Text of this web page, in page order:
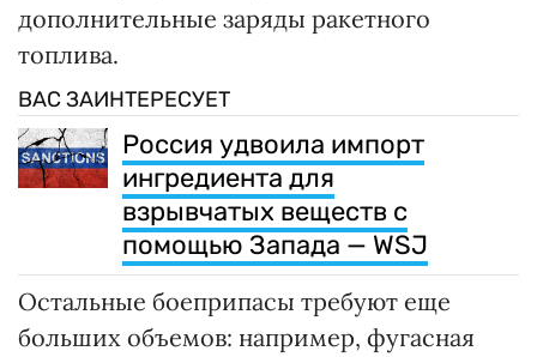
дополнительные заряды ракетного
топлива.
ВАС ЗАИНТЕРЕСУЕТ
Россия удвоила импорт
ингредиента для
взрывчатых веществ с
помощью Запада — WSJ
Остальные боеприпасы требуют еще
больших объемов: например, фугасная